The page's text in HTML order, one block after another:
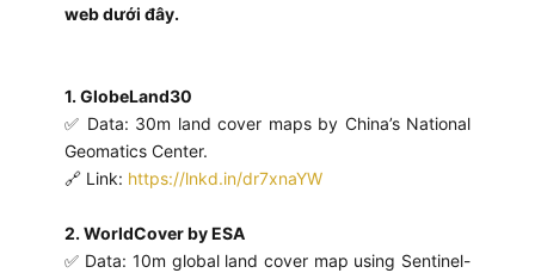
web dưới đây.
1. GlobeLand30
✅ Data: 30m land cover maps by China’s National
Geomatics Center.
🔗 Link: https://lnkd.in/dr7xnaYW
2. WorldCover by ESA
✅ Data: 10m global land cover map using Sentinel-